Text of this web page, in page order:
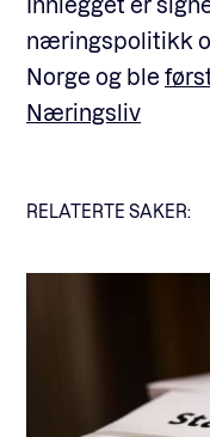
næringspolitikk
Norge og ble
Næringsliv
RELATERTE SAKER: